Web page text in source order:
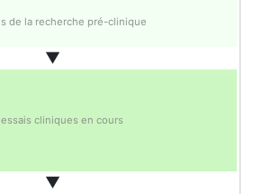
de la recherche pré-clinique
▼
essais cliniques en cours
▼